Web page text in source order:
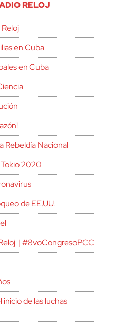
RELOJ
en Cuba
en Cuba
Rebeldía Nacional
2020
de EE.UU.
| #8voCongresoPCC
de las luchas